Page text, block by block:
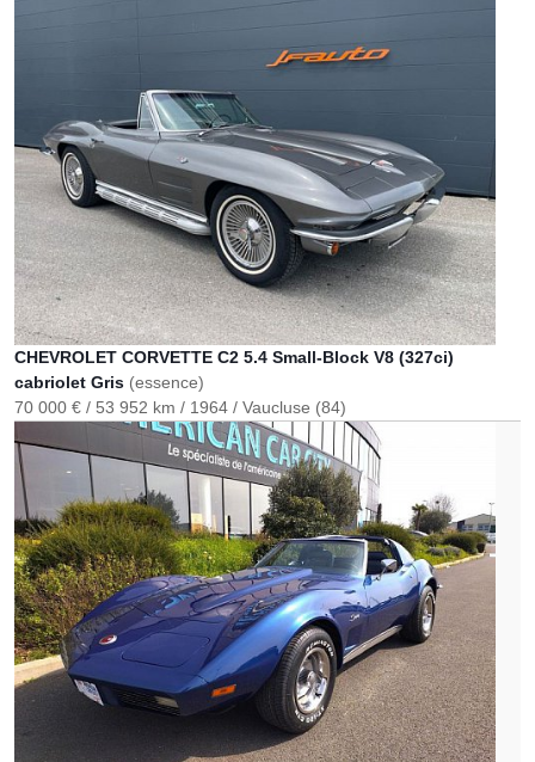
CHEVROLET CORVETTE C2 5.4 Small-Block V8 (327ci)
cabriolet Gris (essence)
70 000 €
53 952 km 1964 Vaucluse (84)